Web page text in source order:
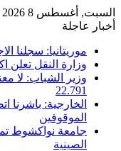
السبت, أغسطس 8 2026
أخبار عاجلة
موريتانيا: سجلنا
وزارة النقل
وزير الشباب: لا
22.791
الخارجية: باشرنا
الموقوفين
جامعة نواكشوط
الصينية